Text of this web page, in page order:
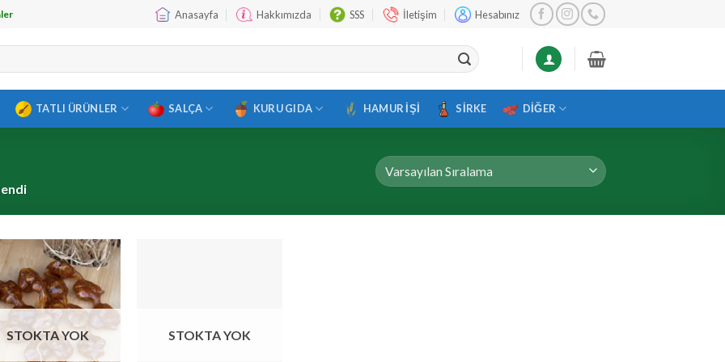
Anasayfa Hakkımızda SSS İletişim Hesabınız
TATLI ÜRÜNLER SALÇA KURU GIDA HAMUR İŞI SIRKE DIĞER
STOKTA YOK STOKTA YOK